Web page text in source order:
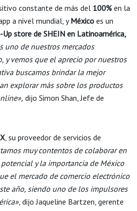
constante de más del 100% en la
a nivel mundial, yMéxico es un
Up store de SHEIN en Latinoamérica,
uno de nuestros mercados
y vemos que el aprecio por nuestros
buscamos brindar la mejor
explorar más sobre los productos
dijo Simon Shan, Jefe de
, su proveedor de servicios de
muy contentos de colaborar en
y la importancia de México
el mercado de comercio electrónico
año, siendo uno de los impulsores
, dijo Jaqueline Bartzen, gerente